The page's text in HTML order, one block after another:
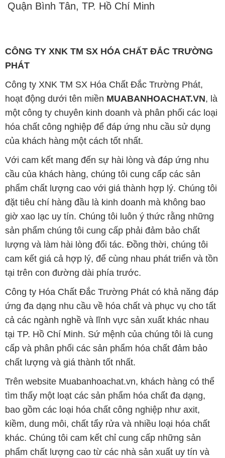
Quận Bình Tân, TP. Hồ Chí Minh
CÔNG TY XNK TM SX HÓA CHẤT ĐẮC TRƯỜNG
PHÁT
Công ty XNK TM SX Hóa Chất Đắc Trường Phát,
hoạt động dưới tên miền MUABANHOACHAT.VN, là
một công ty chuyên kinh doanh và phân phối các loại
hóa chất công nghiệp để đáp ứng nhu cầu sử dụng
của khách hàng một cách tốt nhất.
Với cam kết mang đến sự hài lòng và đáp ứng nhu
cầu của khách hàng, chúng tôi cung cấp các sản
phẩm chất lượng cao với giá thành hợp lý. Chúng tôi
đặt tiêu chí hàng đầu là kinh doanh mà không bao
giờ xao lạc uy tín. Chúng tôi luôn ý thức rằng những
sản phẩm chúng tôi cung cấp phải đảm bảo chất
lượng và làm hài lòng đối tác. Đồng thời, chúng tôi
cam kết giá cả hợp lý, để cùng nhau phát triển và tồn
tại trên con đường dài phía trước.
Công ty Hóa Chất Đắc Trường Phát có khả năng đáp
ứng đa dạng nhu cầu về hóa chất và phục vụ cho tất
cả các ngành nghề và lĩnh vực sản xuất khác nhau
tại TP. Hồ Chí Minh. Sứ mệnh của chúng tôi là cung
cấp và phân phối các sản phẩm hóa chất đảm bảo
chất lượng và giá thành tốt nhất.
Trên website Muabanhoachat.vn, khách hàng có thể
tìm thấy một loạt các sản phẩm hóa chất đa dạng,
bao gồm các loại hóa chất công nghiệp như axit,
kiềm, dung môi, chất tẩy rửa và nhiều loại hóa chất
khác. Chúng tôi cam kết chỉ cung cấp những sản
phẩm chất lượng cao từ các nhà sản xuất uy tín và